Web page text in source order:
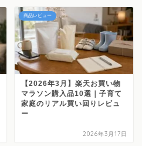
商品レビュー
【2026年3月】楽天お買い物
マラソン購入品10選｜子育て
家庭のリアル買い回りレビュ
ー
2026年3月17日